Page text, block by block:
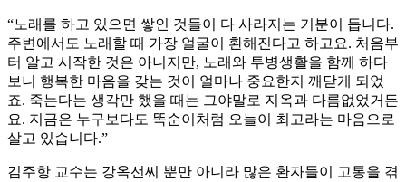
“노래를 하고 있으면 쌓인 것들이 다 사라지는 기분이 듭니다.
주변에서도 노래할 때 가장 얼굴이 환해진다고 하고요. 처음부
터 알고 시작한 것은 아니지만, 노래와 투병생활을 함께 하다
보니 행복한 마음을 갖는 것이 얼마나 중요한지 깨닫게 되었
죠. 죽는다는 생각만 했을 때는 그야말로 지옥과 다름없었거든
요. 지금은 누구보다도 똑순이처럼 오늘이 최고라는 마음으로
살고 있습니다.”
김주항 교수는 강옥선씨 뿐만 아니라 많은 환자들이 고통을 겪